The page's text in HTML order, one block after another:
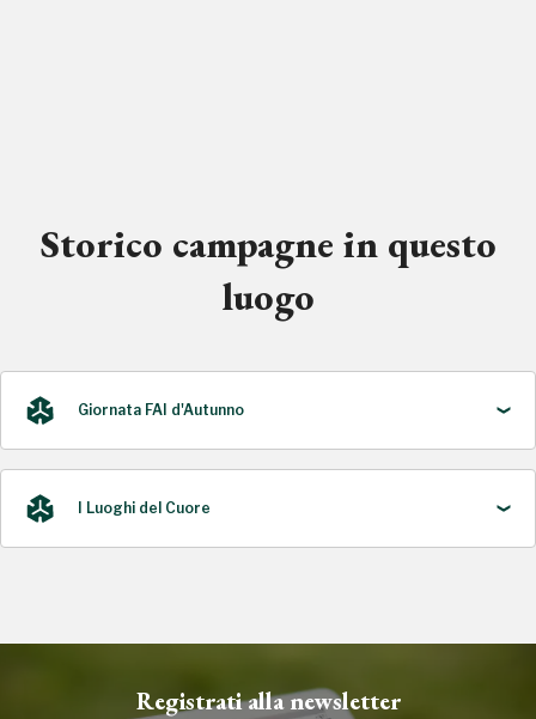
Storico campagne in questo
luogo
Giornata FAI d'Autunno
I Luoghi del Cuore
Registrati alla newsletter